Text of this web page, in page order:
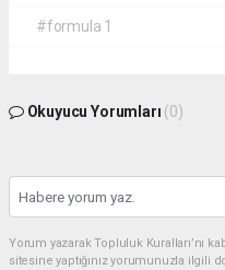
#formula 1
Okuyucu Yorumları (0)
Yorum yazarak Topluluk Kuralları’nı
sitesine yaptığınız yorumunuzla ilgili